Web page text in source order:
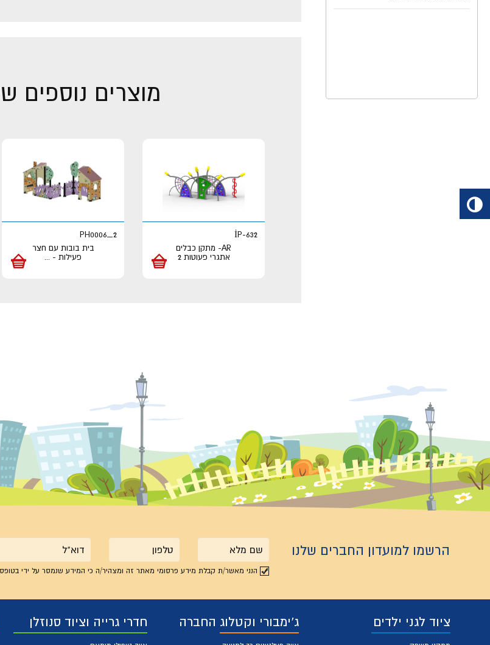
מוצרים נוספים
İP-632
AR- מתקן כבלים
אתגרי פעוטות 2
PH0006_2
בית בובות עם חצר
פעילות - ...
הרשמו למועדון החברים שלנו
שם הנני מאשר/ת קבלת מידע פרסומי מאתר זה ומצהיר/ה כי המידע שנמסר על ידי
ציוד לגני ילדים ג'ימבורי וקטלוג החברה חדרי גרייה וציוד סנוזלן